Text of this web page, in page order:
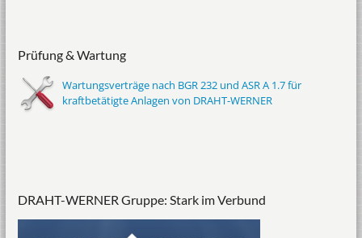
Prüfung & Wartung
Wartungsverträge nach BGR 232 und ASR A 1.7 für
kraftbetätigte Anlagen von DRAHT-WERNER
DRAHT-WERNER Gruppe: Stark im Verbund